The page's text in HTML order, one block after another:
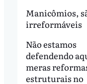
Manicômios,
irreformáveis
Não estamos
defendendo
meras
estruturais no